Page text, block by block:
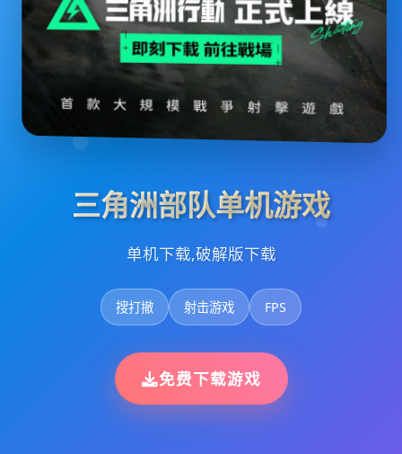
三角洲部队单机游戏
单机下载,破解版下载
搜打撤 射击游戏 FPS
免费下载游戏